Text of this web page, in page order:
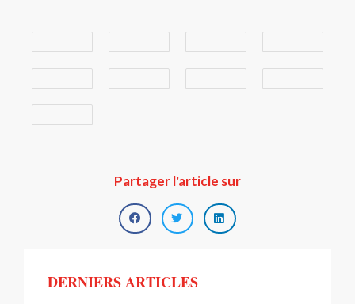
Partager l'article sur
DERNIERS ARTICLES